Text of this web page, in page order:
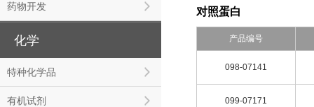
药物开发
化学
特种化学品
有机试剂
对照蛋白
产品编号
098-07141
099-07171